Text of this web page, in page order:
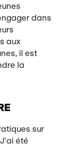
dans
aux
il est
la
sur
été